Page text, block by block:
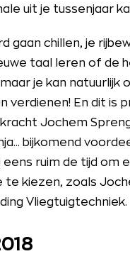
uit je tussenjaar
gaan chillen, je
taal leren of de
je kan natuurlijk
verdienen! En dit is
Jochem
bijkomend
eens ruim de tijd om
te kiezen, zoals
Vliegtuigtechniek.